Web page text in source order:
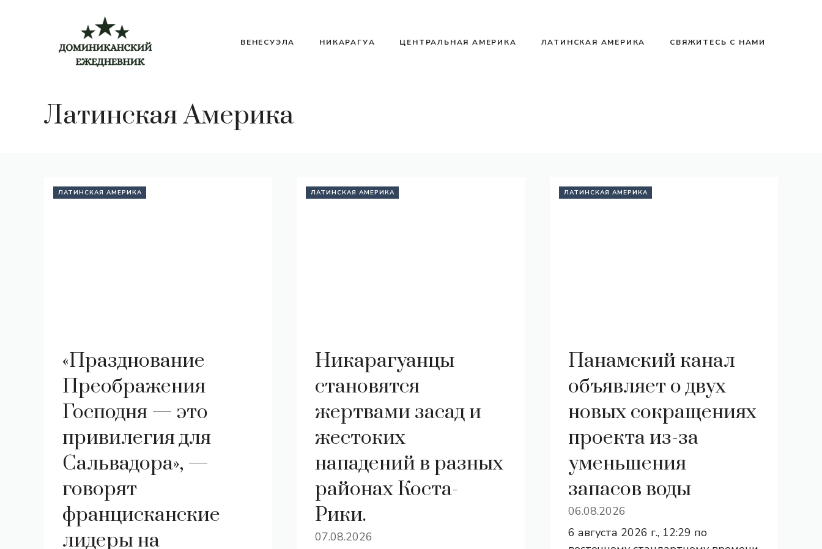
содержимому
ВЕНЕСУЭЛА НИКАРАГУА ЦЕНТРАЛЬНАЯ АМЕРИКА ЛАТИНСКАЯ АМЕРИКА СВЯЖИТЕСЬ С НАМИ
Латинская Америка
ЛАТИНСКАЯ АМЕРИКА
«Празднование
Преображения
Господня — это
привилегия для
Сальвадора», —
говорят
францисканские
лидеры на
ЛАТИНСКАЯ АМЕРИКА
Никарагуанцы
становятся
жертвами засад и
жестоких
нападений в разных
районах Коста-
Рики.
07.08.2026
ЛАТИНСКАЯ АМЕРИКА
Панамский канал
объявляет о двух
новых сокращениях
проекта из-за
уменьшения
запасов воды
06.08.2026
6 августа 2026 г., 12:29 по